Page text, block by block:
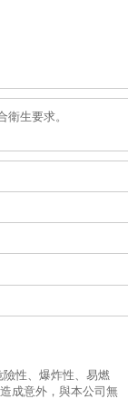
生要求。
險性、爆炸性、易燃
成意外，與本公司無